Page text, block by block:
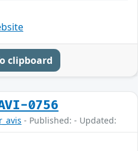
clipboard
0756
- Published: - Updated: